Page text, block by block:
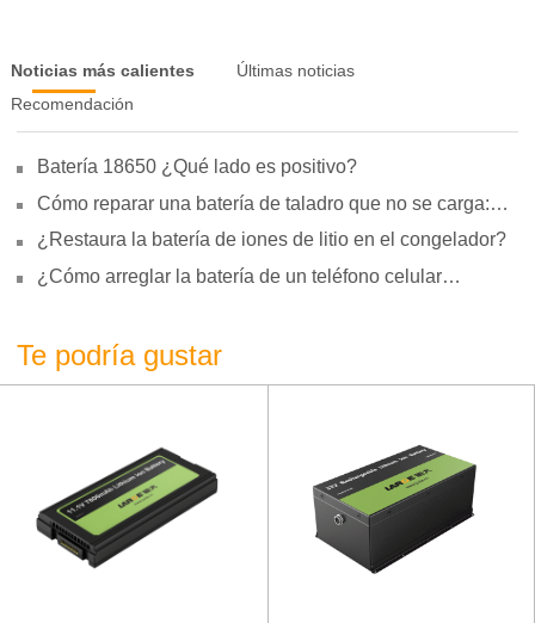
Noticias más calientes
Últimas noticias
Recomendación
Batería 18650 ¿Qué lado es positivo?
Cómo reparar una batería de taladro que no se carga:
¿Restaura la batería de iones de litio en el congelador?
¿Cómo arreglar la batería de un teléfono celular
Te podría gustar